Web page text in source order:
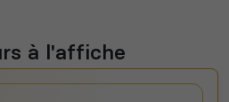
à l'affiche